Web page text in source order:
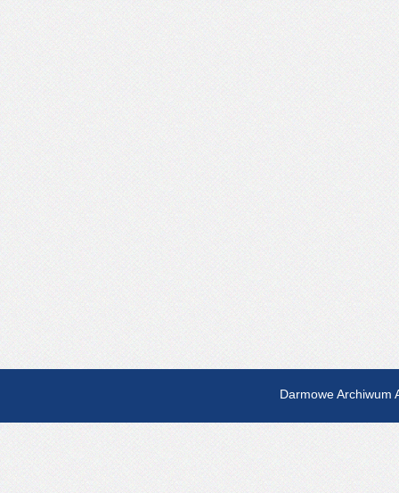
Darmowe Archiwum